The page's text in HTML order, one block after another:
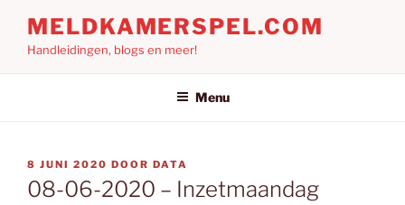
inhoud
MELDKAMERSPEL.COM
Handleidingen, blogs en meer!
Menu
GEPLAATST
OP
8 JUNI 2020 DOOR DATA
08-06-2020 – Inzetmaandag